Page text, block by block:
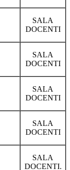
SALA
DOCENTI
SALA
DOCENTI
SALA
DOCENTI
SALA
DOCENTI
SALA
DOCENTI.